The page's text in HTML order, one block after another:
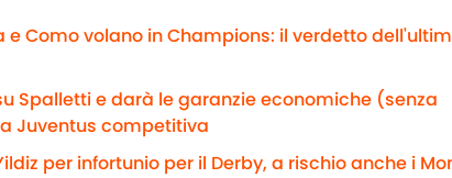
e Como volano in Champions: il verdetto
Spalletti e darà le garanzie economiche (senza
Juventus competitiva
per infortunio per il Derby, a rischio anche i